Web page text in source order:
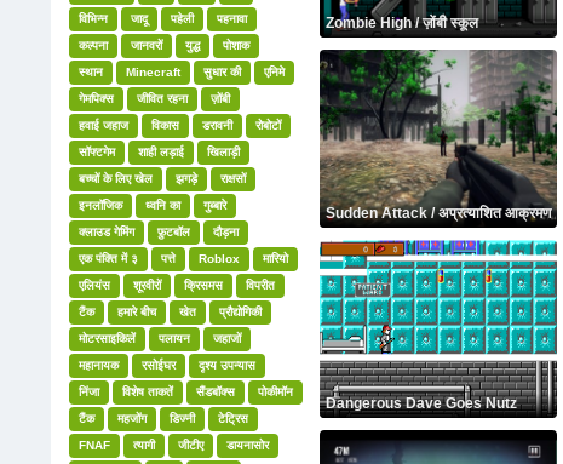
विभिन्न
जादू पहेली
पहनावा
कल्पना
जानवरों युद्ध
पोशाक
स्थान
Minecraft सुधार की
एनिमे
गेमपिक्स
जीवित रहना
ज़ोंबी
हवाई जहाज
विकास डरावनी
रोबोटों
सॉफ्टगेम
शाही लड़ाई
खिलाड़ी
बच्चों के लिए खेल
झगड़े
राक्षसों
इनलॉजिक
ध्वनि का
गुब्बारे
क्लाउड गेमिंग
फ़ुटबॉल
दौड़ना
एक पंक्ति में ३
पत्ते Roblox
मारियो
एलियंस
शूरवीरों क्रिसमस
विपरीत
टैंक
हमारे बीच खेत
प्रौद्योगिकी
मोटरसाइकिलें
पलायन
जहाजों
महानायक
रसोईघर
दृश्य उपन्यास
निंजा
विशेष ताकतें सैंडबॉक्स
पोकीमॉन
टैंक
महजोंग डिज्नी
टेट्रिस
FNAF
त्यागी जीटीए
डायनासोर
Zombie High / ज़ोंबी स्कूल
Sudden Attack / अप्रत्याशित आक्रमण
Dangerous Dave Goes Nutz